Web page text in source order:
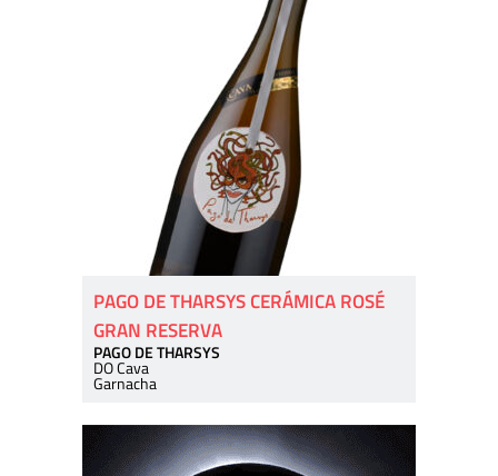
PAGO DE THARSYS CERÁMICA ROSÉ
GRAN RESERVA
PAGO DE THARSYS
DO Cava
Garnacha